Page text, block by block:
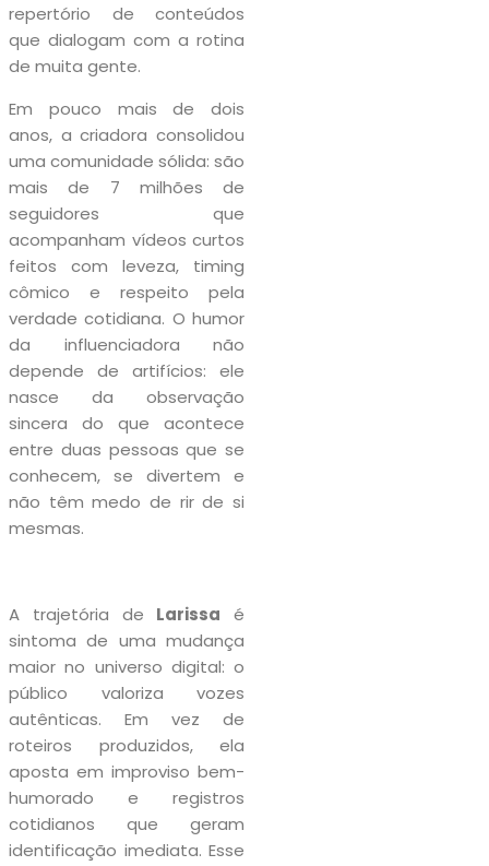
repertório de conteúdos
que dialogam com a rotina
de muita gente.
Em pouco mais de dois
anos, a criadora consolidou
uma comunidade sólida: são
mais de 7 milhões de
seguidores que
acompanham vídeos curtos
feitos com leveza, timing
cômico e respeito pela
verdade cotidiana. O humor
da influenciadora não
depende de artifícios: ele
nasce da observação
sincera do que acontece
entre duas pessoas que se
conhecem, se divertem e
não têm medo de rir de si
mesmas.
A trajetória de Larissa é
sintoma de uma mudança
maior no universo digital: o
público valoriza vozes
autênticas. Em vez de
roteiros produzidos, ela
aposta em improviso bem-
humorado e registros
cotidianos que geram
identificação imediata. Esse